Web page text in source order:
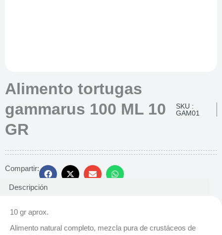
Alimento tortugas
gammarus 100 ML 10
GR
SKU :
GAM01
Compartir:
Descripción
10 gr aprox.
Alimento natural completo, mezcla pura de crustáceos de